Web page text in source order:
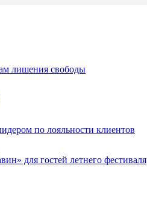
лишения свободы
по лояльности клиентов
для гостей летнего фестиваля